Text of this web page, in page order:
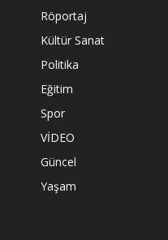
Röportaj
Kültür Sanat
Politika
Eğitim
Spor
VİDEO
Güncel
Yaşam